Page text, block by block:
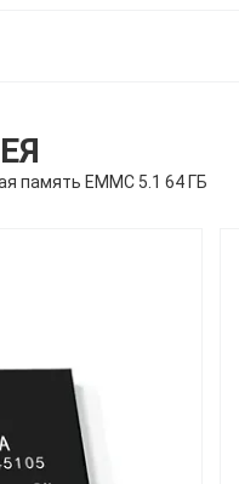
память EMMC 5.1 64 ГБ